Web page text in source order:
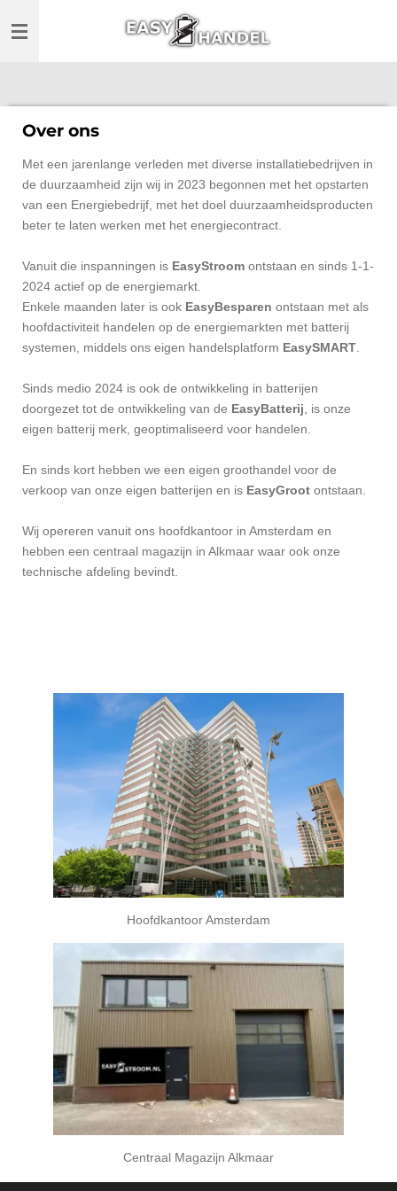
direct
Over ons
Met een jarenlange verleden met diverse installatiebedrijven in
de duurzaamheid zijn wij in 2023 begonnen met het opstarten
van een Energiebedrijf, met het doel duurzaamheidsproducten
beter te laten werken met het energiecontract.
Vanuit die inspanningen is EasyStroom ontstaan en sinds 1-1-
2024 actief op de energiemarkt.
Enkele maanden later is ook EasyBesparen ontstaan met als
hoofdactiviteit handelen op de energiemarkten met batterij
systemen, middels ons eigen handelsplatform EasySMART
Sinds medio 2024 is ook de ontwikkeling in batterijen
doorgezet tot de ontwikkeling van de EasyBatterij , is onze
eigen batterij merk, geoptimaliseerd voor handelen.
En sinds kort hebben we een eigen groothandel voor de
verkoop van onze eigen batterijen en is EasyGroot ontstaan.
Wij opereren vanuit ons hoofdkantoor in Amsterdam en
hebben een centraal magazijn in Alkmaar waar ook onze
technische afdeling bevindt.
Hoofdkantoor Amsterdam
Centraal Magazijn Alkmaar